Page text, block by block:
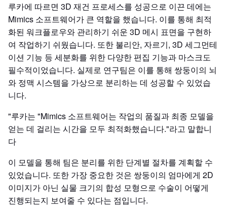
루카에 따르면 3D 재건 프로세스를 성공으로 이끈 데에는
Mimics 소프트웨어가 큰 역할을 했습니다. 이를 통해 최적
화된 워크플로우와 관리하기 쉬운 3D 메시 표면을 구현하
여 작업하기 쉬웠습니다. 또한 불리안, 자르기, 3D 세그먼테
이션 기능 등 세분화를 위한 다양한 편집 기능과 마스크도
필수적이었습니다. 실제로 연구팀은 이를 통해 쌍둥이의 뇌
와 정맥 시스템을 가상으로 분리하는 데 성공할 수 있었습
니다.
"루카는 "Mimics 소프트웨어는 작업의 품질과 최종 모델을
얻는 데 걸리는 시간을 모두 최적화했습니다."라고 말합니
다
이 모델을 통해 팀은 분리를 위한 단계별 절차를 계획할 수
있었습니다. 또한 가장 중요한 것은 쌍둥이의 엄마에게 2D
이미지가 아닌 실물 크기의 합성 모형으로 수술이 어떻게
진행되는지 보여줄 수 있다는 점입니다.